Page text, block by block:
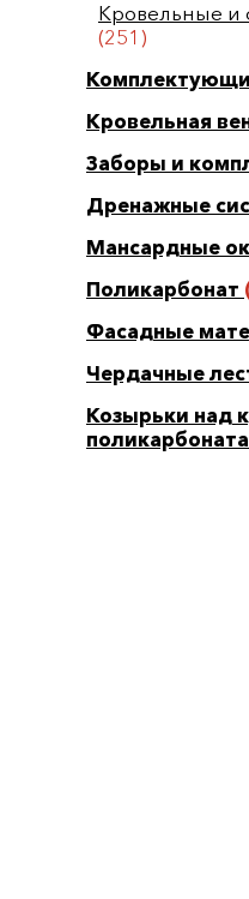
Кровельные и
(251)
Кровельная
Заборы и
Дренажные
Мансардные
Поликарбонат
Фасадные
Чердачные
Козырьки над
поликарбоната